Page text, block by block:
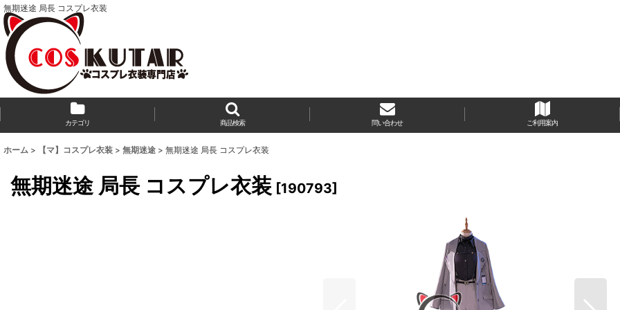
無期迷途 局長 コスプレ衣装
カテゴリ 商品検索 問い合わせ ご利用案内
ホーム > 【マ】コスプレ衣装 > 無期迷途 > 無期迷途 局長 コスプレ衣装
無期迷途 局長 コスプレ衣装 [190793]